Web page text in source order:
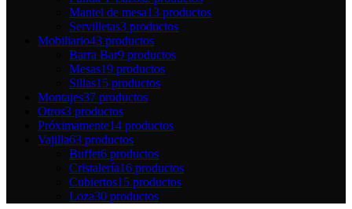
Mantel de mesa13 productos
Servilletas3 productos
Mobiliario43 productos
Barra Bar9 productos
Mesas19 productos
Sillas15 productos
Montajes37 productos
Otros3 productos
Próximamente14 productos
Vajilla63 productos
Buffet6 productos
Cristalería16 productos
Cubiertos15 productos
Loza30 productos